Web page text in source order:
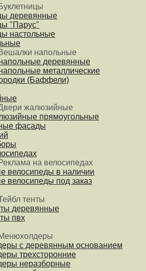
деревянные
"Парус"
настольные
напольные
деревянные
металлические
(Баффели)
жалюзийные
прямоугольные
фасады
на велосипедах
велосипеды в наличии
велосипеды под заказ
тенты
деревянные
пвх
с деревянным основанием
трехсторонние
неразборные